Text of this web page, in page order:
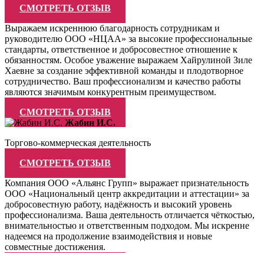
СМОТРЕТЬ ОТЗЫВ
Выражаем искреннюю благодарность сотрудникам и
руководителю ООО «НЦАА» за высокие профессиональные
стандарты, ответственное и добросовестное отношение к
обязанностям. Особое уважение выражаем Хайрулиной Зиле
Хаевне за создание эффективной команды и плодотворное
сотрудничество. Ваш профессионализм и качество работы
являются значимым конкурентным преимуществом.
СМОТРЕТЬ ОТЗЫВ
Жабин И.С.
Торгово-коммерческая деятельность
СМОТРЕТЬ ОТЗЫВ
Компания ООО «Альянс Групп» выражает признательность
ООО «Национальный центр аккредитации и аттестации» за
добросовестную работу, надёжность и высокий уровень
профессионализма. Ваша деятельность отличается чёткостью,
внимательностью и ответственным подходом. Мы искренне
надеемся на продолжение взаимодействия и новые
совместные достижения.